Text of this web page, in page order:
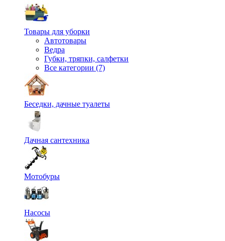
Товары для уборки
Автотовары
Ведра
Губки, тряпки, салфетки
Все категории (7)
Беседки, дачные туалеты
Дачная сантехника
Мотобуры
Насосы